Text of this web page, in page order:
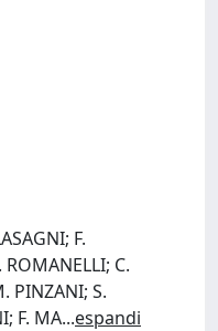
F.
C.
PINZANI; S.
F. MA...espandi